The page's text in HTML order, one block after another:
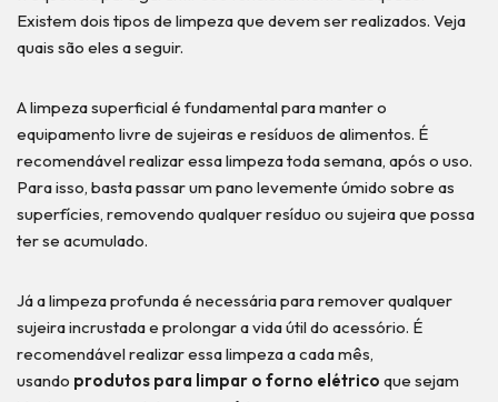
Existem dois tipos de limpeza que devem ser realizados. Veja
quais são eles a seguir.
A limpeza superficial é fundamental para manter o
equipamento livre de sujeiras e resíduos de alimentos. É
recomendável realizar essa limpeza toda semana, após o uso.
Para isso, basta passar um pano levemente úmido sobre as
superfícies, removendo qualquer resíduo ou sujeira que possa
ter se acumulado.
Já a limpeza profunda é necessária para remover qualquer
sujeira incrustada e prolongar a vida útil do acessório. É
recomendável realizar essa limpeza a cada mês,
usando produtos para limpar o forno elétrico que sejam